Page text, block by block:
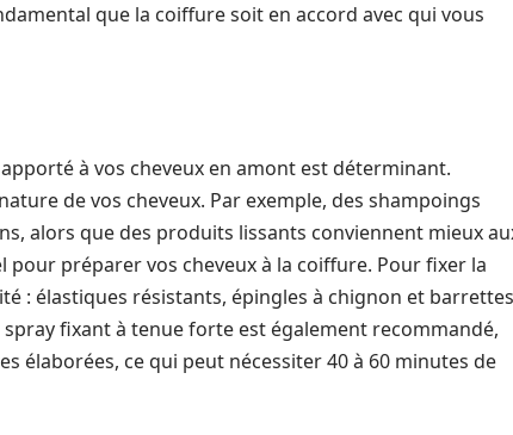
que la coiffure soit en accord avec qui vous
à vos cheveux en amont est déterminant.
de vos cheveux. Par exemple, des shampoings
alors que des produits lissants conviennent mieux
pour préparer vos cheveux à la coiffure. Pour fixer la
: élastiques résistants, épingles à chignon et barrettes
fixant à tenue forte est également recommandé,
élaborées, ce qui peut nécessiter 40 à 60 minutes de